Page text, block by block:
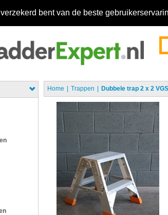
bent van de beste
Home Trappen Dubbele trap 2 x 2